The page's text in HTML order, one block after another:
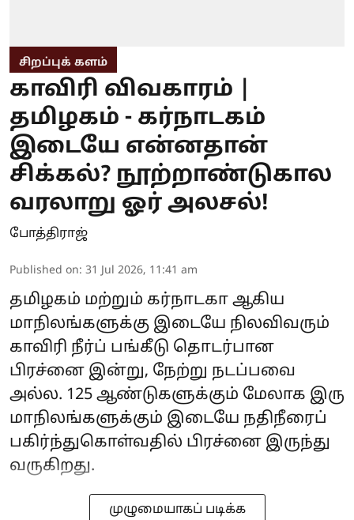
சிறப்புக் களம்
காவிரி விவகாரம் |
தமிழகம் - கர்நாடகம்
இடையே என்னதான்
சிக்கல்? நூற்றாண்டுகால
வரலாறு ஓர் அலசல்!
போத்திராஜ்
Published on: 31 Jul 2026, 11:41 am
தமிழகம் மற்றும் கர்நாடகா ஆகிய
மாநிலங்களுக்கு இடையே நிலவிவரும்
காவிரி நீர்ப் பங்கீடு தொடர்பான
பிரச்னை இன்று, நேற்று நடப்பவை
அல்ல. 125 ஆண்டுகளுக்கும் மேலாக இரு
மாநிலங்களுக்கும் இடையே நதிநீரைப்
பகிர்ந்துகொள்வதில் பிரச்னை இருந்து
வருகிறது.
முழுமையாகப் படிக்க